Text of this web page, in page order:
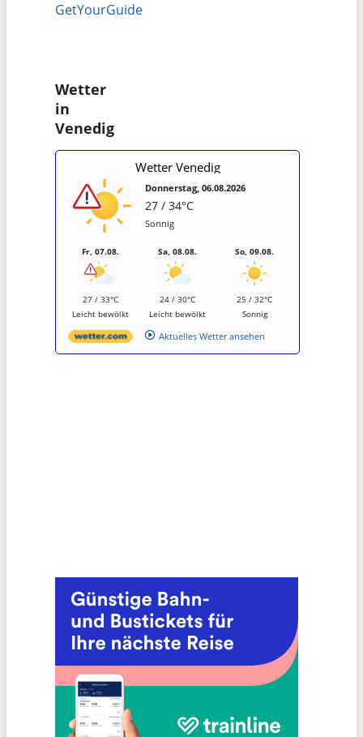
GetYourGuide
Wetter
in
Venedig
Wetter Venedig
Donnerstag, 06.08.2026
27 / 34°C
Sonnig
Fr, 07.08.
27 / 33°C
Leicht bewölkt
Sa, 08.08.
24 / 30°C
Leicht bewölkt
So, 09.08.
25 / 32°C
Sonnig
Aktuelles Wetter ansehen